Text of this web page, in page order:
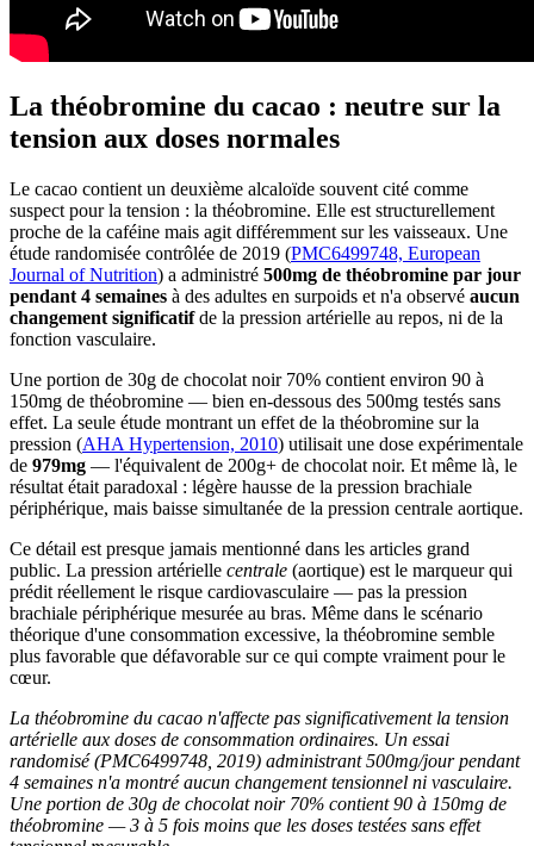
La théobromine du cacao : neutre sur la
tension aux doses normales
Le cacao contient un deuxième alcaloïde souvent cité comme
suspect pour la tension : la théobromine. Elle est structurellement
proche de la caféine mais agit différemment sur les vaisseaux. Une
étude randomisée contrôlée de 2019 (PMC6499748, European
Journal of Nutrition) a administré 500mg de théobromine par jour
pendant 4 semaines à des adultes en surpoids et n'a observé aucun
changement significatifde la pression artérielle au repos, ni de la
fonction vasculaire.
Une portion de 30g de chocolat noir 70% contient environ 90 à
150mg de théobromine — bien en-dessous des 500mg testés sans
effet. La seule étude montrant un effet de la théobromine sur la
pression (AHA Hypertension, 2010) utilisait une dose expérimentale
de 979mg — l'équivalent de 200g+ de chocolat noir. Et même là, le
résultat était paradoxal : légère hausse de la pression brachiale
périphérique, mais baisse simultanée de la pression centrale aortique.
Ce détail est presque jamais mentionné dans les articles grand
public. La pression artérielle centrale (aortique) est le marqueur qui
prédit réellement le risque cardiovasculaire — pas la pression
brachiale périphérique mesurée au bras. Même dans le scénario
théorique d'une consommation excessive, la théobromine semble
plus favorable que défavorable sur ce qui compte vraiment pour le
cœur.
La théobromine du cacao n'affecte pas significativement la tension
artérielle aux doses de consommation ordinaires. Un essai
randomisé (PMC6499748, 2019) administrant 500mg/jour pendant
4 semaines n'a montré aucun changement tensionnel ni vasculaire.
Une portion de 30g de chocolat noir 70% contient 90 à 150mg de
théobromine — 3 à 5 fois moins que les doses testées sans effet